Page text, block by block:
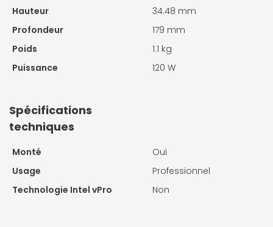
Hauteur
34.48 mm
Profondeur
179 mm
Poids
1.1 kg
Puissance
120 W
Spécifications
techniques
Monté
Oui
Usage
Professionnel
Technologie Intel vPro
Non